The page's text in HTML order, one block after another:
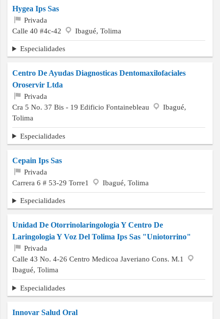
Hygea Ips Sas
Privada
Calle 40 #4c-42
Ibagué, Tolima
Especialidades
Centro De Ayudas Diagnosticas Dentomaxilofaciales
Oroservir Ltda
Privada
Cra 5 No. 37 Bis - 19 Edificio Fontainebleau
Ibagué,
Tolima
Especialidades
Cepain Ips Sas
Privada
Carrera 6 # 53-29 Torre1
Ibagué, Tolima
Especialidades
Unidad De Otorrinolaringologia Y Centro De
Laringologia Y Voz Del Tolima Ips Sas "Uniotorrino"
Privada
Calle 43 No. 4-26 Centro Medicoa Javeriano Cons. M.1
Ibagué, Tolima
Especialidades
Innovar Salud Oral